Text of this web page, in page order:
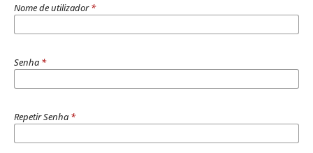
Nome de utilizador*
Senha *
Repetir Senha *